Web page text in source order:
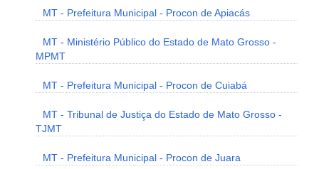
MT - Prefeitura Municipal - Procon de Apiacás
MT - Ministério Público do Estado de Mato Grosso -
MPMT
MT - Prefeitura Municipal - Procon de Cuiabá
MT - Tribunal de Justiça do Estado de Mato Grosso -
TJMT
MT - Prefeitura Municipal - Procon de Juara